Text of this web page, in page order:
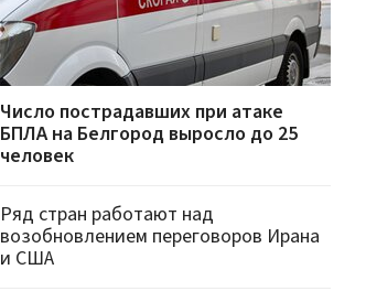
Число пострадавших при атаке
БПЛА на Белгород выросло до 25
человек
Ряд стран работают над
возобновлением переговоров Ирана
и США